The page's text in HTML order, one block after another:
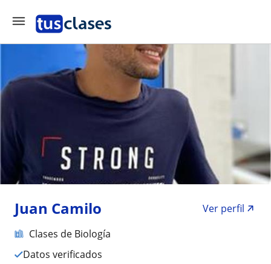
Juan Camilo
Ver perfil
Clases de Biología
Datos verificados